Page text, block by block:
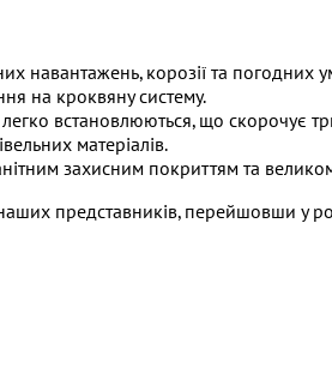
навантажень, корозії та погодних
на кроквяну систему.
встановлюються, що скорочує
матеріалів.
захисним покриттям та
представників, перейшовши у